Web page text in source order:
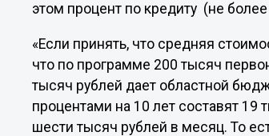
этом процент по кредиту (не
«Если принять, что средняя
что по программе 200 тысяч
тысяч рублей дает областной
процентами на 10 лет составят
шести тысяч рублей в месяц. То